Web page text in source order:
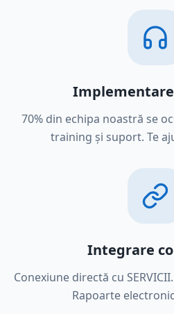
70% din echipa noastră se
training și suport. Te
Integrare
Conexiune directă cu
Rapoarte